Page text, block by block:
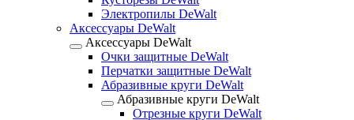
Электропилы DeWalt
Аксессуары DeWalt
Аксессуары DeWalt
Очки защитные DeWalt
Перчатки защитные DeWalt
Абразивные круги DeWalt
Абразивные круги DeWalt
Отрезные круги DeWalt